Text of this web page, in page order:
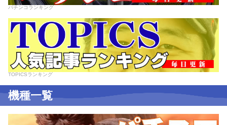
パチンコランキング
TOPICSランキング
機種一覧